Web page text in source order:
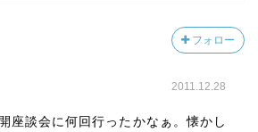
フォロー
2011.12.28
座談会に何回行ったかなぁ。懐かし